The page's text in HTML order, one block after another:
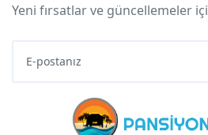
Yeni fırsatlar ve güncellemeler